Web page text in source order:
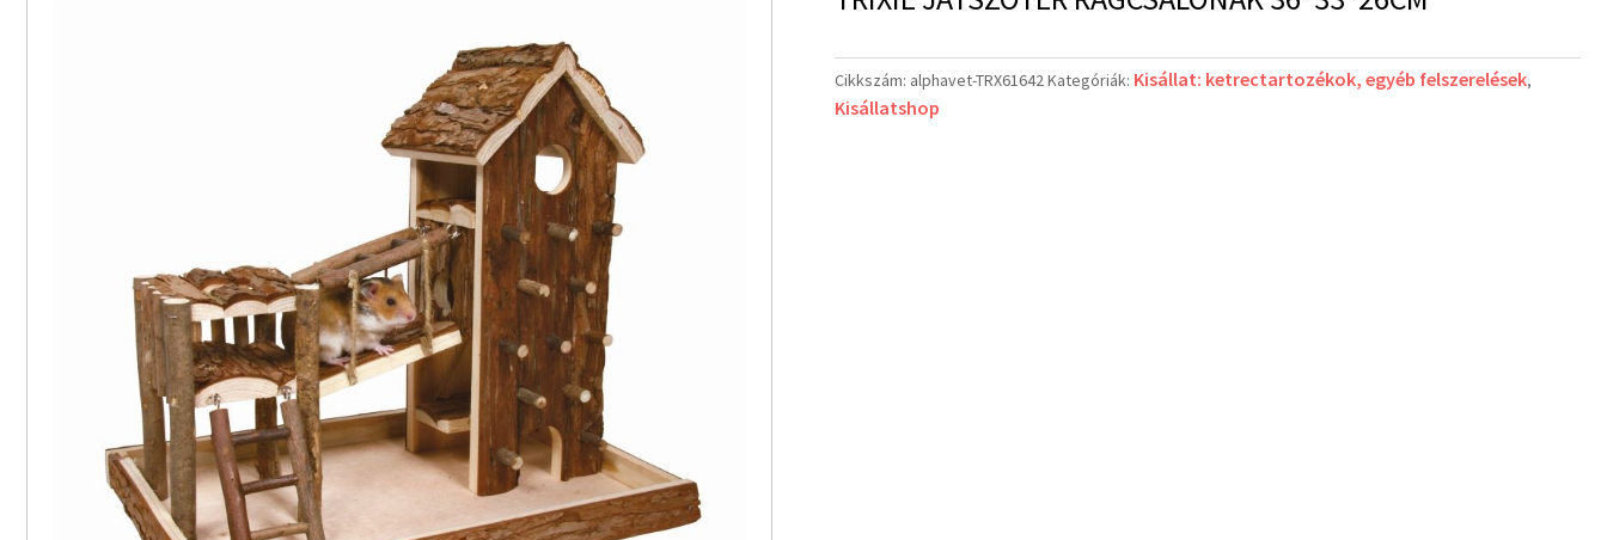
Cikkszám: alphavet-TRX61642Kategóriák: Kisállat: ketrectartozékok, egyéb felszerelések,
Kisállatshop